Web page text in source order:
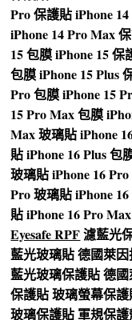
Pro 保護貼iPhone
iPhone 14 Pro Max
15 包膜iPhone 15 保
包膜iPhone 15 Plus
Pro 包膜iPhone 15
15 Pro Max 包膜
Max 玻璃貼iPhone
貼iPhone 16 Plus 包
玻璃貼iPhone 16
Pro 玻璃貼iPhone
貼iPhone 16 Pro
Eyesafe RPF濾藍光
藍光玻璃貼德國萊
藍光玻璃保護貼德
保護貼玻璃螢幕保
玻璃保護貼 軍規保